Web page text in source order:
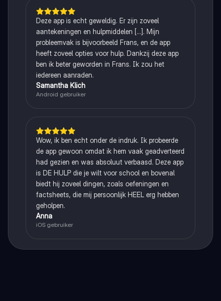
Deze app is echt geweldig. Er zijn zoveel
aantekeningen en hulpmiddelen [...]. Mijn
probleemvak is bijvoorbeeld Frans, en de app
heeft zoveel opties voor hulp. Dankzij deze app
ben ik beter geworden in Frans. Ik zou het
iedereen aanraden.
Samantha Klich
Android gebruiker
Wow, ik ben echt onder de indruk. Ik probeerde
de app gewoon omdat ik hem vaak geadverteerd
had gezien en was absoluut verbaasd. Deze app
is DE HULP die je wilt voor school en bovenal
biedt hij zoveel dingen, zoals oefeningen en
factsheets, die mij persoonlijk HEEL erg hebben
geholpen.
Anna
iOS gebruiker